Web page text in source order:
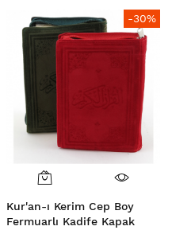
-30%
Kur'an-ı Kerim Cep Boy
Fermuarlı Kadife Kapak